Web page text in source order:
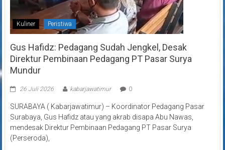
Kuliner Peristiwa
Gus Hafidz: Pedagang Sudah Jengkel, Desak
Direktur Pembinaan Pedagang PT Pasar Surya
Mundur
26 Juli 2026 kabarjawatimur 0
SURABAYA ( Kabarjawatimur) – Koordinator Pedagang Pasar
Surabaya, Gus Hafidz atau yang akrab disapa Abu Nawas,
mendesak Direktur Pembinaan Pedagang PT Pasar Surya
(Perseroda),